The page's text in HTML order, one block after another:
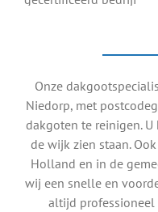
Onze
Niedorp, met
dakgoten te reinigen.
de wijk zien staan.
Holland en in de
wij een snelle en
altijd professioneel